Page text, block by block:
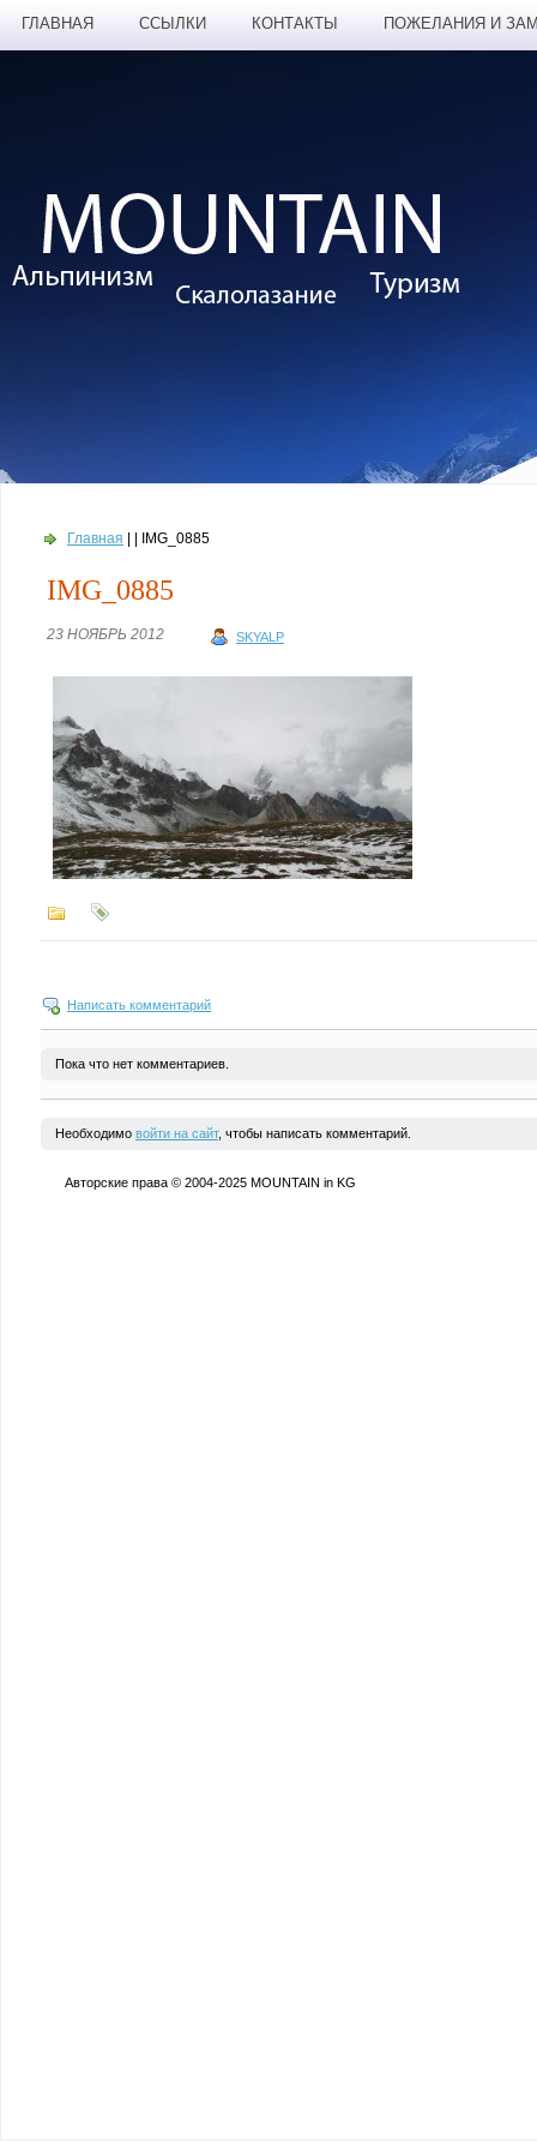
ГЛАВНАЯ ССЫЛКИ КОНТАКТЫ ПОЖЕЛАНИЯ И
Главная | | IMG_0885
IMG_0885
23 НОЯБРЬ 2012 SKYALP
Написать комментарий
Пока что нет комментариев.
Необходимо войти на сайт, чтобы написать комментарий.
Авторские права © 2004-2025 MOUNTAIN in KG